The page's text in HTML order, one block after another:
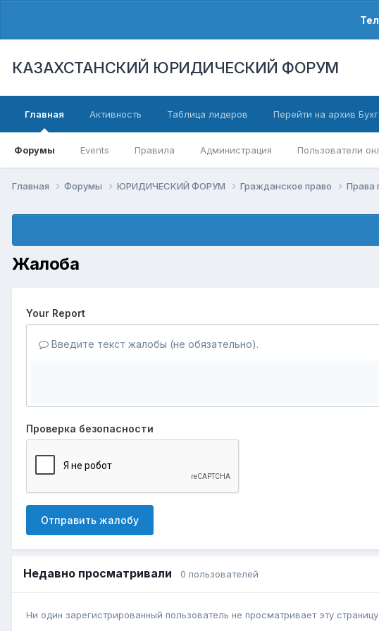
КАЗАХСТАНСКИЙ ЮРИДИЧЕСКИЙ ФОРУМ
Главная
Форумы Events Правила Администрация Пользователи
Активность Таблица лидеров Перейти на архив
Главная Форумы ЮРИДИЧЕСКИЙ ФОРУМ Гражданское право Права
Жалоба
Your Report
Введите текст жалобы (не обязательно).
Проверка безопасности
Отправить жалобу
Недавно просматривали 0 пользователей
Ни один зарегистрированный пользователь не просматривает эту страницу.